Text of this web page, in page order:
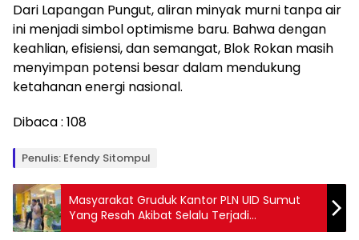
Dari Lapangan Pungut, aliran minyak murni tanpa air
ini menjadi simbol optimisme baru. Bahwa dengan
keahlian, efisiensi, dan semangat, Blok Rokan masih
menyimpan potensi besar dalam mendukung
ketahanan energi nasional.
Dibaca : 108
Penulis: Efendy Sitompul
Masyarakat Gruduk Kantor PLN UID Sumut
Yang Resah Akibat Selalu Terjadi
Pemadaman Lampu